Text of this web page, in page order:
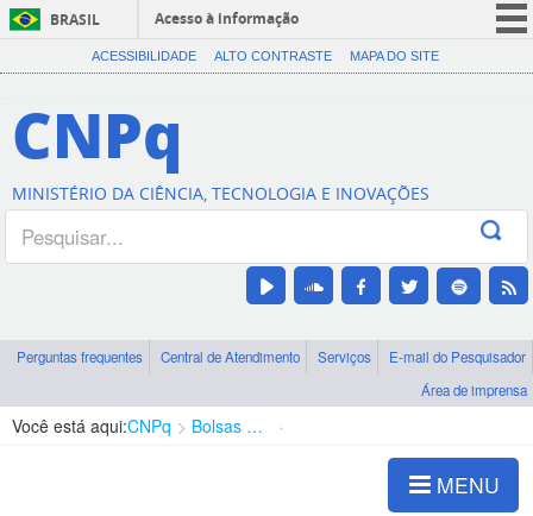
BRASIL
Acesso à informação
CORONAVÍRUS (COVID-19)
Canais
ACESSIBILIDADE ALTO CONTRASTE MAPA DO SITE
CNPq
MINISTÉRIO DA CIÊNCIA, TECNOLOGIA E INOVAÇÕES
Perguntas frequentes Central de Atendimento Serviços
E-mail do Pesquisador
Área de imprensa
Você está aqui:CNPq Bolsas e Auxílios Vigentes
MENU